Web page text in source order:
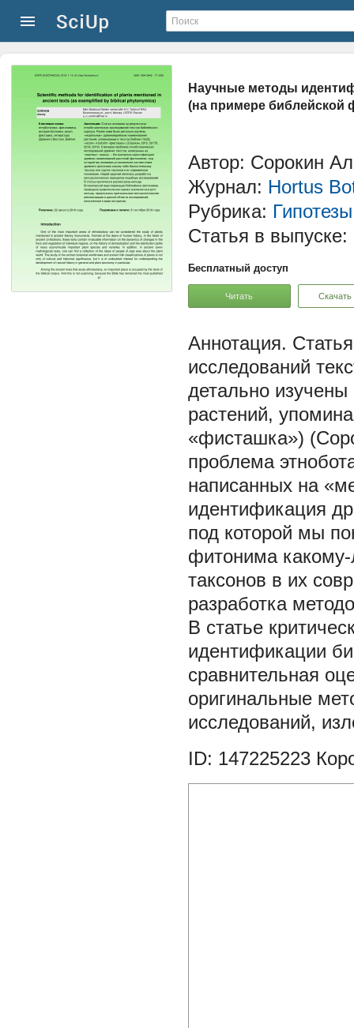
Научные методы
(на примере библейской
Автор: Сорокин
Журнал: Hortus
Рубрика:
Статья в выпуске:
Бесплатный доступ
Читать Скачать
исследований
детально
растений,
«фисташка»)
проблема
написанных на
идентификация
под которой мы
фитонима какому-
таксонов в их
разработка
В статье
идентификации
сравнительная
оригинальные
исследований,
ID: 147225223